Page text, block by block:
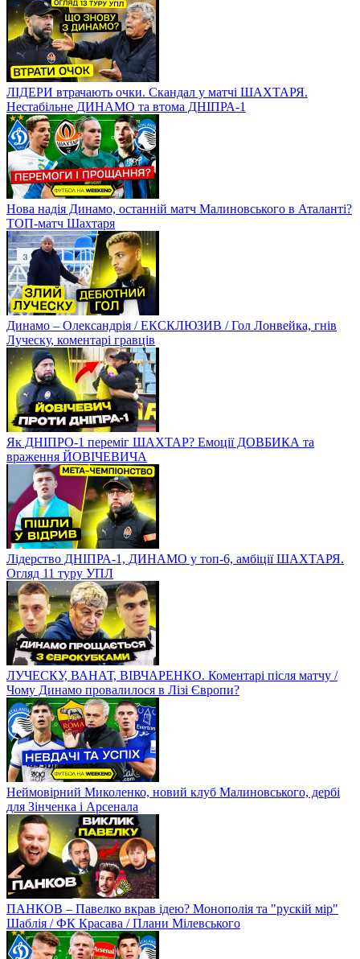
ЛІДЕРИ втрачають очки. Скандал у матчі ШАХТАРЯ.
Нестабільне ДИНАМО та втома ДНІПРА-1
Нова надія Динамо, останній матч Малиновського в Аталанті?
ТОП-матч Шахтаря
Динамо – Олександрія / ЕКСКЛЮЗИВ / Гол Лонвейка, гнів
Луческу, коментарі гравців
Як ДНІПРО-1 переміг ШАХТАР? Емоції ДОВБИКА та
враження ЙОВІЧЕВИЧА
Лідерство ДНІПРА-1, ДИНАМО у топ-6, амбіції ШАХТАРЯ.
Огляд 11 туру УПЛ
ЛУЧЕСКУ, ВАНАТ, ВІВЧАРЕНКО. Коментарі після матчу /
Чому Динамо провалилося в Лізі Європи?
Неймовірний Миколенко, новий клуб Малиновського, дербі
для Зінченка і Арсенала
ПАНКОВ – Павелко вкрав ідею? Монополія та "рускій мір"
Шаблія / ФК Красава / Плани Мілевського